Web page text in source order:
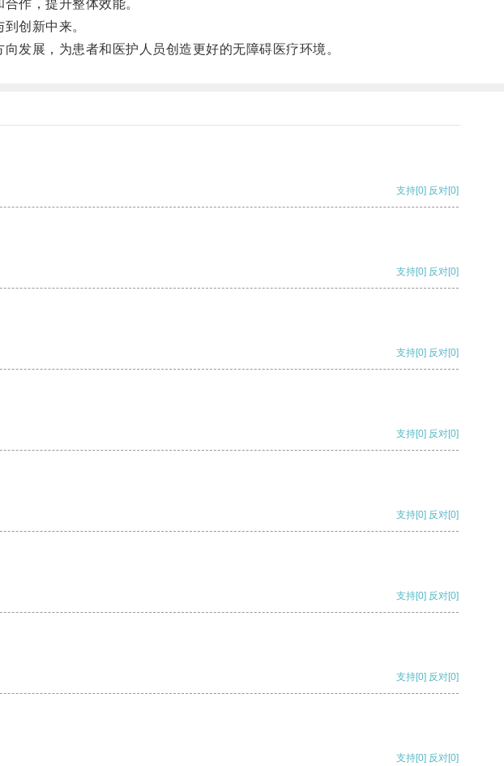
作，提升整体效能。
创新中来。
展，为患者和医护人员创造更好的无障碍医疗环境。
支持[0] 反对[0]
支持[0] 反对[0]
支持[0] 反对[0]
支持[0] 反对[0]
支持[0] 反对[0]
支持[0] 反对[0]
支持[0] 反对[0]
支持[0] 反对[0]